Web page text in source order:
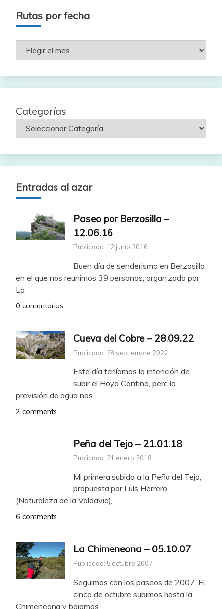
Rutas por fecha
Rutas
por
Categorías
Entradas al azar
Paseo por Berzosilla –
12.06.16
Publicado: 12 junio 2016
Buen día de senderismo en Berzosilla
en el que nos reunimos 39 personas, organizado por
La
0 comentarios
Cueva del Cobre – 28.09.22
Publicado: 28 septiembre 2022
Este día teníamos la intención de
subir el Hoya Contina, pero la
previsión de agua nos
2 comments
Peña del Tejo – 21.01.18
Publicado: 21 enero 2018
Mi primera subida a la Peña del Tejo,
propuesta por Luis Herrero
(Naturaleza de la Valdavia),
6 comments
La Chimeneona – 05.10.07
Publicado: 5 octubre 2007
Seguimos con los paseos de 2007. El
cinco de octubre subimos hasta la
Chimeneona y bajamos